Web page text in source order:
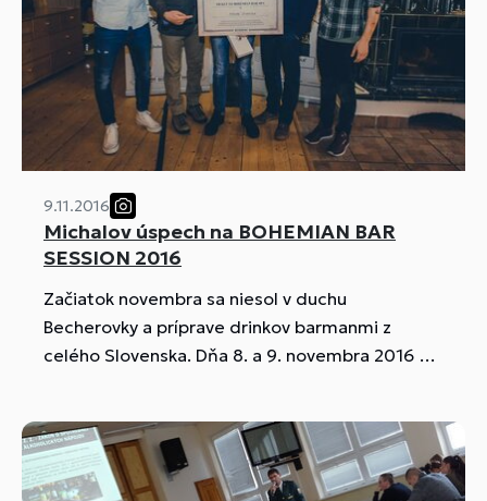
9.11.2016
Michalov úspech na BOHEMIAN BAR
SESSION 2016
Začiatok novembra sa niesol v duchu
Becherovky a príprave drinkov barmanmi z
celého Slovenska. Dňa 8. a 9. novembra 2016 sa
aj Michal Šuhajda...